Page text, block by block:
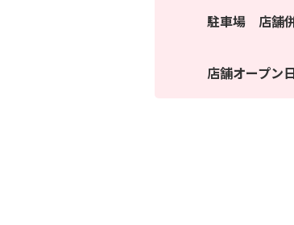
駐車場 店舗
店舗オープン